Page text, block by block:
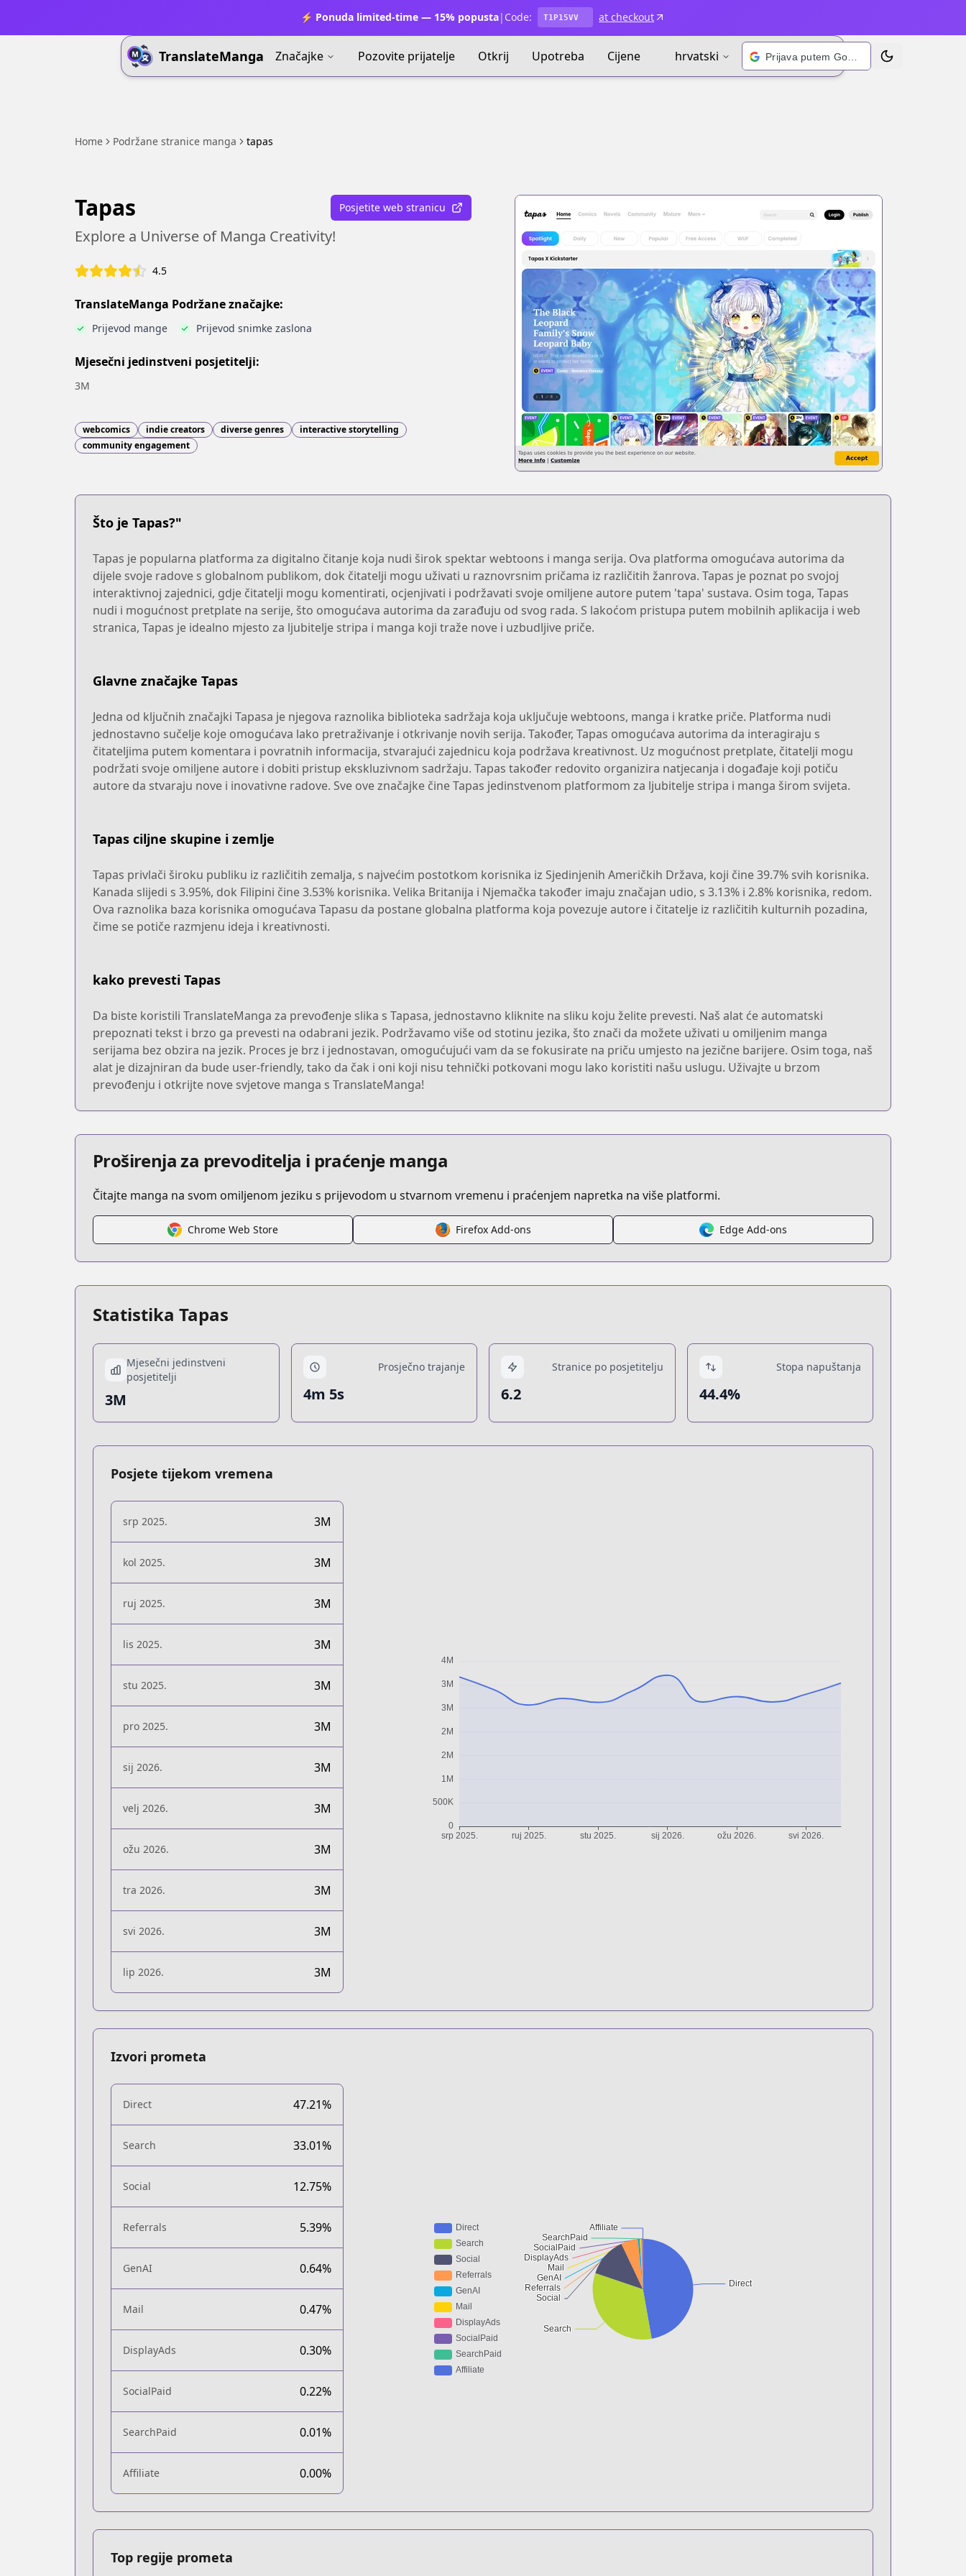
⚡ Ponuda limited-time — 15% popusta| Code: T1P15VV at checkout
TranslateManga Značajke Pozovite prijatelje Otkrij Upotreba Cijene hrvatski Prebaci temu
Home Podržane stranice manga tapas
Tapas Posjetite web stranicu
Explore a Universe of Manga Creativity!
4.5
TranslateManga Podržane značajke:
Prijevod mange Prijevod snimke zaslona
Mjesečni jedinstveni posjetitelji:
3M
webcomics indie creators diverse genres
interactive storytelling
community engagement
Što je Tapas?"
Tapas je popularna platforma za digitalno čitanje koja nudi širok spektar webtoons i manga serija. Ova platforma omogućava autorima da
dijele svoje radove s globalnom publikom, dok čitatelji mogu uživati u raznovrsnim pričama iz različitih žanrova. Tapas je poznat po svojoj
interaktivnoj zajednici, gdje čitatelji mogu komentirati, ocjenjivati i podržavati svoje omiljene autore putem 'tapa' sustava. Osim toga, Tapas
nudi i mogućnost pretplate na serije, što omogućava autorima da zarađuju od svog rada. S lakoćom pristupa putem mobilnih aplikacija i web
stranica, Tapas je idealno mjesto za ljubitelje stripa i manga koji traže nove i uzbudljive priče.
Glavne značajke Tapas
Jedna od ključnih značajki Tapasa je njegova raznolika biblioteka sadržaja koja uključuje webtoons, manga i kratke priče. Platforma nudi
jednostavno sučelje koje omogućava lako pretraživanje i otkrivanje novih serija. Također, Tapas omogućava autorima da interagiraju s
čitateljima putem komentara i povratnih informacija, stvarajući zajednicu koja podržava kreativnost. Uz mogućnost pretplate, čitatelji mogu
podržati svoje omiljene autore i dobiti pristup ekskluzivnom sadržaju. Tapas također redovito organizira natjecanja i događaje koji potiču
autore da stvaraju nove i inovativne radove. Sve ove značajke čine Tapas jedinstvenom platformom za ljubitelje stripa i manga širom svijeta.
Tapas ciljne skupine i zemlje
Tapas privlači široku publiku iz različitih zemalja, s najvećim postotkom korisnika iz Sjedinjenih Američkih Država, koji čine 39.7% svih korisnika.
Kanada slijedi s 3.95%, dok Filipini čine 3.53% korisnika. Velika Britanija i Njemačka također imaju značajan udio, s 3.13% i 2.8% korisnika, redom.
Ova raznolika baza korisnika omogućava Tapasu da postane globalna platforma koja povezuje autore i čitatelje iz različitih kulturnih pozadina,
čime se potiče razmjenu ideja i kreativnosti.
kako prevesti Tapas
Da biste koristili TranslateManga za prevođenje slika s Tapasa, jednostavno kliknite na sliku koju želite prevesti. Naš alat će automatski
prepoznati tekst i brzo ga prevesti na odabrani jezik. Podržavamo više od stotinu jezika, što znači da možete uživati u omiljenim manga
serijama bez obzira na jezik. Proces je brz i jednostavan, omogućujući vam da se fokusirate na priču umjesto na jezične barijere. Osim toga, naš
alat je dizajniran da bude user-friendly, tako da čak i oni koji nisu tehnički potkovani mogu lako koristiti našu uslugu. Uživajte u brzom
prevođenju i otkrijte nove svjetove manga s TranslateManga!
Proširenja za prevoditelja i praćenje manga
Čitajte manga na svom omiljenom jeziku s prijevodom u stvarnom vremenu i praćenjem napretka na više platformi.
Chrome Web Store Firefox Add-ons Edge Add-ons
Statistika Tapas
Mjesečni jedinstveni
posjetitelji
3M
Prosječno trajanje
4m 5s
Stranice po posjetitelju
6.2
Stopa napuštanja
44.4%
Posjete tijekom vremena
srp 2025. 3M
kol 2025. 3M
ruj 2025. 3M
lis 2025. 3M
stu 2025. 3M
pro 2025. 3M
sij 2026. 3M
velj 2026. 3M
ožu 2026. 3M
tra 2026. 3M
svi 2026. 3M
lip 2026. 3M
Izvori prometa
Direct 47.21%
Search 33.01%
Social 12.75%
Referrals 5.39%
GenAI 0.64%
Mail 0.47%
DisplayAds 0.30%
SocialPaid 0.22%
SearchPaid 0.01%
Affiliate 0.00%
Top regije prometa